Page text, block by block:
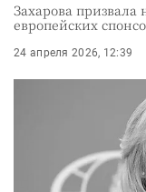
Захарова призвала
европейских
24 апреля 2026, 12:39